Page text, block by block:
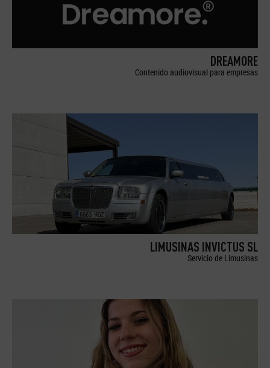
DREAMORE
Contenido audiovisual para empresas
LIMUSINAS INVICTUS SL
Servicio de Limusinas